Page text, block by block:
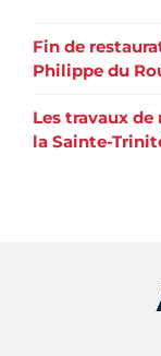
Fin de
Philippe du
Les travaux
la Sainte-